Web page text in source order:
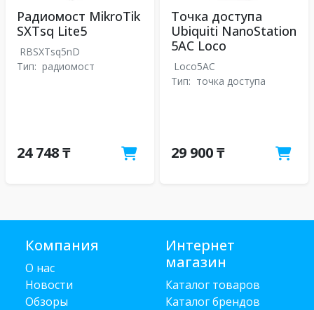
Радиомост MikroTik
SXTsq Lite5
RBSXTsq5nD
Тип: радиомост
24 748 ₸
Точка доступа
Ubiquiti NanoStation
5AC Loco
Loco5AC
Тип: точка доступа
29 900 ₸
Компания
О нас
Новости
Обзоры
Интернет
магазин
Каталог товаров
Каталог брендов